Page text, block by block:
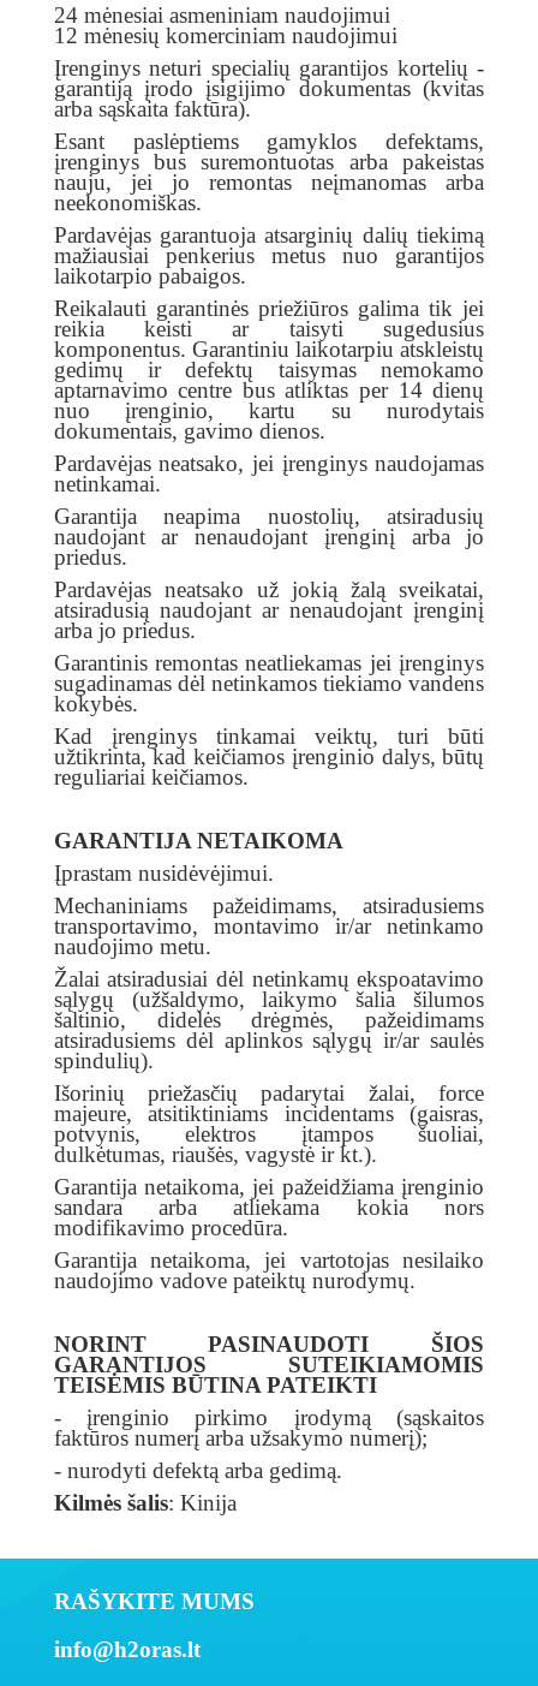
24 mėnesiai asmeniniam naudojimui
12 mėnesių komerciniam naudojimui
Įrenginys neturi specialių garantijos kortelių -
garantiją įrodo įsigijimo dokumentas (kvitas
arba sąskaita faktūra).
Esant paslėptiems gamyklos defektams,
įrenginys bus suremontuotas arba pakeistas
nauju, jei jo remontas neįmanomas arba
neekonomiškas.
Pardavėjas garantuoja atsarginių dalių tiekimą
mažiausiai penkerius metus nuo garantijos
laikotarpio pabaigos.
Reikalauti garantinės priežiūros galima tik jei
reikia keisti ar taisyti sugedusius
komponentus. Garantiniu laikotarpiu atskleistų
gedimų ir defektų taisymas nemokamo
aptarnavimo centre bus atliktas per 14 dienų
nuo įrenginio, kartu su nurodytais
dokumentais, gavimo dienos.
Pardavėjas neatsako, jei įrenginys naudojamas
netinkamai.
Garantija neapima nuostolių, atsiradusių
naudojant ar nenaudojant įrenginį arba jo
priedus.
Pardavėjas neatsako už jokią žalą sveikatai,
atsiradusią naudojant ar nenaudojant įrenginį
arba jo priedus.
Garantinis remontas neatliekamas jei įrenginys
sugadinamas dėl netinkamos tiekiamo vandens
kokybės.
Kad įrenginys tinkamai veiktų, turi būti
užtikrinta, kad keičiamos įrenginio dalys, būtų
reguliariai keičiamos.
GARANTIJA NETAIKOMA
Įprastam nusidėvėjimui.
Mechaniniams pažeidimams, atsiradusiems
transportavimo, montavimo ir/ar netinkamo
naudojimo metu.
Žalai atsiradusiai dėl netinkamų ekspoatavimo
sąlygų (užšaldymo, laikymo šalia šilumos
šaltinio, didelės drėgmės, pažeidimams
atsiradusiems dėl aplinkos sąlygų ir/ar saulės
spindulių).
Išorinių priežasčių padarytai žalai, force
majeure, atsitiktiniams incidentams (gaisras,
potvynis, elektros įtampos šuoliai,
dulkėtumas, riaušės, vagystė ir kt.).
Garantija netaikoma, jei pažeidžiama įrenginio
sandara arba atliekama kokia nors
modifikavimo procedūra.
Garantija netaikoma, jei vartotojas nesilaiko
naudojimo vadove pateiktų nurodymų.
NORINT PASINAUDOTI ŠIOS
GARANTIJOS SUTEIKIAMOMIS
TEISĖMIS BŪTINA PATEIKTI
- įrenginio pirkimo įrodymą (sąskaitos
faktūros numerį arba užsakymo numerį);
- nurodyti defektą arba gedimą.
Kilmės šalis: Kinija
RAŠYKITE MUMS
info@h2oras.lt